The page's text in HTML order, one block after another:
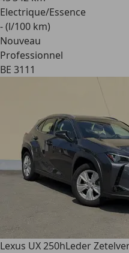
Electrique/Essence
- (l/100 km)
Nouveau
Professionnel
BE 3111
Lexus UX 250hLeder